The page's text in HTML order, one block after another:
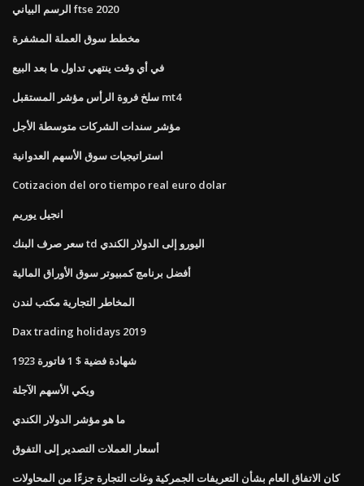
الرسم البياني ftse 2020
مخطط سوق العملة المشفرة
في أي وقت ينتهي تداول ما بعد البيع
سلخ فروة الرأس مؤشر المستقبل mt4
مؤشر سندات الشركات متوسطة الأجل
استراتيجيات سوق الأسهم العدوانية
Cotizacion del oro tiempo real euro dolar
انجيل يوريم
سعر صرف البنك td اليورو إلى الدولار الكندي
أفضل برنامج كمبيوتر سوق الأوراق المالية
المخاطر التجارية مكتب لندن
Dax trading holidays 2019
1923 شهادة فضية $ 1 فاتورة
ويكي الأسهم الآجلة
ما هو مؤشر الدولار الكندي
أسعار العملات التصدير إلى التفوق
كان الاتفاق العام بشأن التعريفات الجمركية وغات التجارة جزءًا من المحاولات